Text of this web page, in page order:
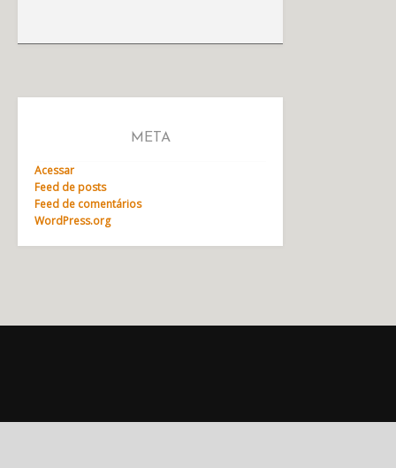
META
Acessar
Feed de posts
Feed de comentários
WordPress.org